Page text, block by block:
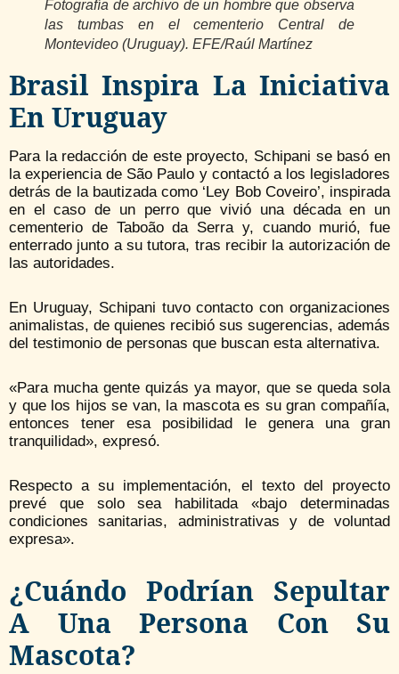
Fotografía de archivo de un hombre que observa
las tumbas en el cementerio Central de
Montevideo (Uruguay). EFE/Raúl Martínez
Brasil Inspira La Iniciativa
En Uruguay
Para la redacción de este proyecto, Schipani se basó en
la experiencia de São Paulo y contactó a los legisladores
detrás de la bautizada como ‘Ley Bob Coveiro’, inspirada
en el caso de un perro que vivió una década en un
cementerio de Taboão da Serra y, cuando murió, fue
enterrado junto a su tutora, tras recibir la autorización de
las autoridades.
En Uruguay, Schipani tuvo contacto con organizaciones
animalistas, de quienes recibió sus sugerencias, además
del testimonio de personas que buscan esta alternativa.
«Para mucha gente quizás ya mayor, que se queda sola
y que los hijos se van, la mascota es su gran compañía,
entonces tener esa posibilidad le genera una gran
tranquilidad», expresó.
Respecto a su implementación, el texto del proyecto
prevé que solo sea habilitada «bajo determinadas
condiciones sanitarias, administrativas y de voluntad
expresa».
¿Cuándo Podrían Sepultar
A Una Persona Con Su
Mascota?